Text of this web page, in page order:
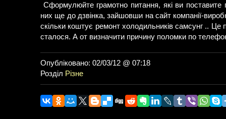
Сформулюйте грамотно питання, які ви
них ще до дзвінка, зайшовши на сайт компанії-
скільки коштує ремонт холодильників самсунг ..
сталося. А от визначити причину поломки по
Опубліковано: 02/03/12 @ 07:18
Розділ Різне